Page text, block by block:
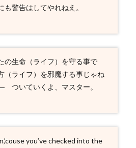
警告はしてやれねえ。
の生命（ライフ）を守る事で
ライフ）を邪魔する事じゃね
ついていくよ、マスター。
you’ve checked into the